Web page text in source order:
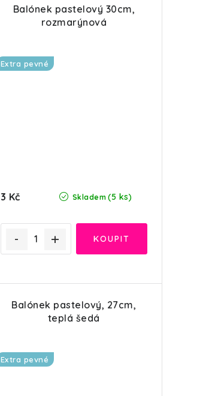
Balónek pastelový 30cm,
rozmarýnová
Extra pevné
Skladem (5 ks)
3 Kč
Balónek pastelový, 27cm,
teplá šedá
Extra pevné